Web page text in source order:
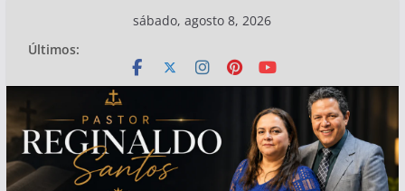
conteúdo
sábado, agosto 8, 2026
Últimos: